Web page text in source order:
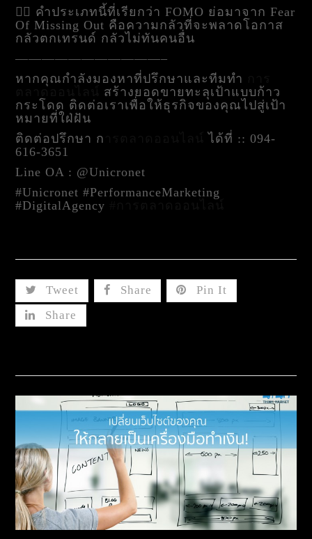
👉🏻 คำประเภทนี้ที่เรียกว่า FOMO ย่อมาจาก Fear
Of Missing Out คือความกลัวที่จะพลาดโอกาส
กลัวตกเทรนด์ กลัวไม่ทันคนอื่น
———————————–
หากคุณกำลังมองหาที่ปรึกษาและทีมทำ
สร้างยอดขายทะลุเป้าแบบก้าว
กระโดด ติดต่อเราเพื่อให้ธุรกิจของคุณไปสู่เป้า
หมายที่ใฝ่ฝัน
ติดต่อปรึกษา ก
ได้ที่ :: 094-
616-3651
Line OA : @Unicronet
#Unicronet #PerformanceMarketing
#DigitalAgency
Tweet Share
Pin It
Share